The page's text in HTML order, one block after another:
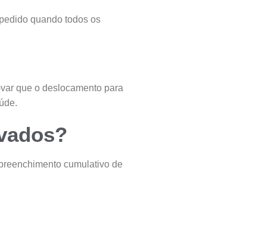
quando todos os
que o deslocamento para
cumulativo de